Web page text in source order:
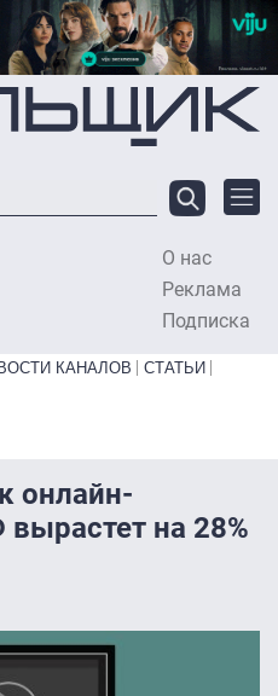
О нас
Реклама
Подписка
КАНАЛОВ
СТАТЬИ
онлайн-
на 28%